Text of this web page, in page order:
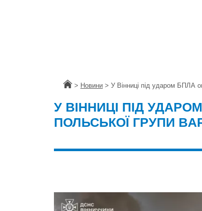
Головна
> Новини > У Вінниці під ударом БПЛА
У ВІННИЦІ ПІД
ПОЛЬСЬКОЇ ГРУПИ